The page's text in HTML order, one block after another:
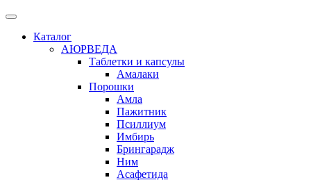
Каталог
АЮРВЕДА
Таблетки и капсулы
Амалаки
Порошки
Амла
Пажитник
Псиллиум
Имбирь
Брингарадж
Ним
Асафетида